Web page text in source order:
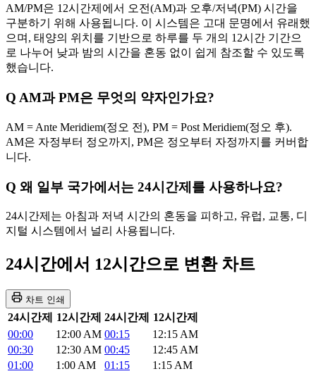
AM/PM은 12시간제에서 오전(AM)과 오후/저녁(PM) 시간을
구분하기 위해 사용됩니다. 이 시스템은 고대 문명에서 유래했
으며, 태양의 위치를 기반으로 하루를 두 개의 12시간 기간으
로 나누어 낮과 밤의 시간을 혼동 없이 쉽게 참조할 수 있도록
했습니다.
Q AM과 PM은 무엇의 약자인가요?
AM = Ante Meridiem(정오 전), PM = Post Meridiem(정오 후).
AM은 자정부터 정오까지, PM은 정오부터 자정까지를 커버합
니다.
Q 왜 일부 국가에서는 24시간제를 사용하나요?
24시간제는 아침과 저녁 시간의 혼동을 피하고, 유럽, 교통, 디
지털 시스템에서 널리 사용됩니다.
24시간에서 12시간으로 변환 차트
차트 인쇄
24시간제 12시간제 24시간제
12시간제
00:00
12:00 AM 00:15
12:15 AM
00:30
12:30 AM 00:45
12:45 AM
01:00
1:00 AM 01:15
1:15 AM